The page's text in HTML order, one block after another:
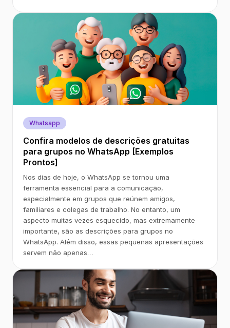
Whatsapp
Confira modelos de descrições gratuitas
para grupos no WhatsApp [Exemplos
Prontos]
Nos dias de hoje, o WhatsApp se tornou uma
ferramenta essencial para a comunicação,
especialmente em grupos que reúnem amigos,
familiares e colegas de trabalho. No entanto, um
aspecto muitas vezes esquecido, mas extremamente
importante, são as descrições para grupos no
WhatsApp. Além disso, essas pequenas apresentações
servem não apenas…